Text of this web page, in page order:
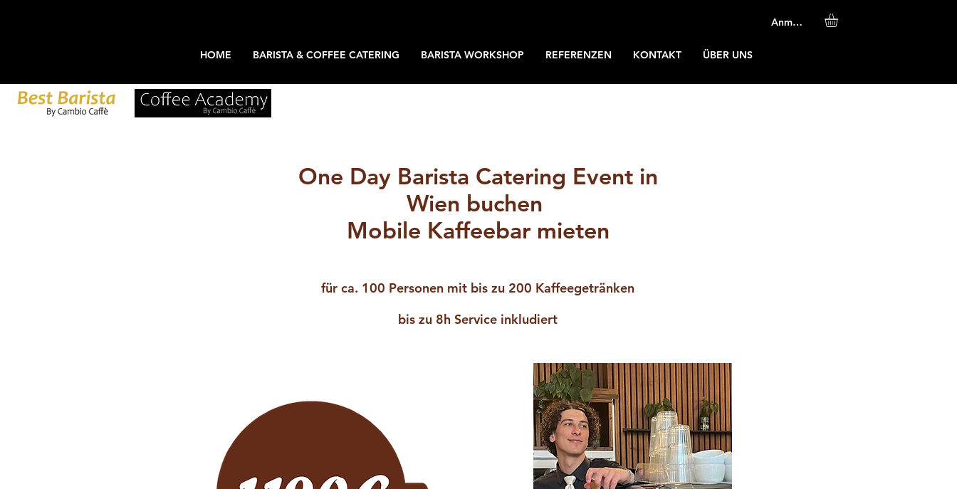
HOME BARISTA & COFFEE CATERING BARISTA WORKSHOP REFERENZEN KONTAKT ÜBER UNS
Anmelden
One Day Barista Catering Event in
Wien buchen
Mobile Kaffeebar mieten
für ca. 100 Personen mit bis zu 200 Kaffeegetränken
bis zu 8h Service inkludiert